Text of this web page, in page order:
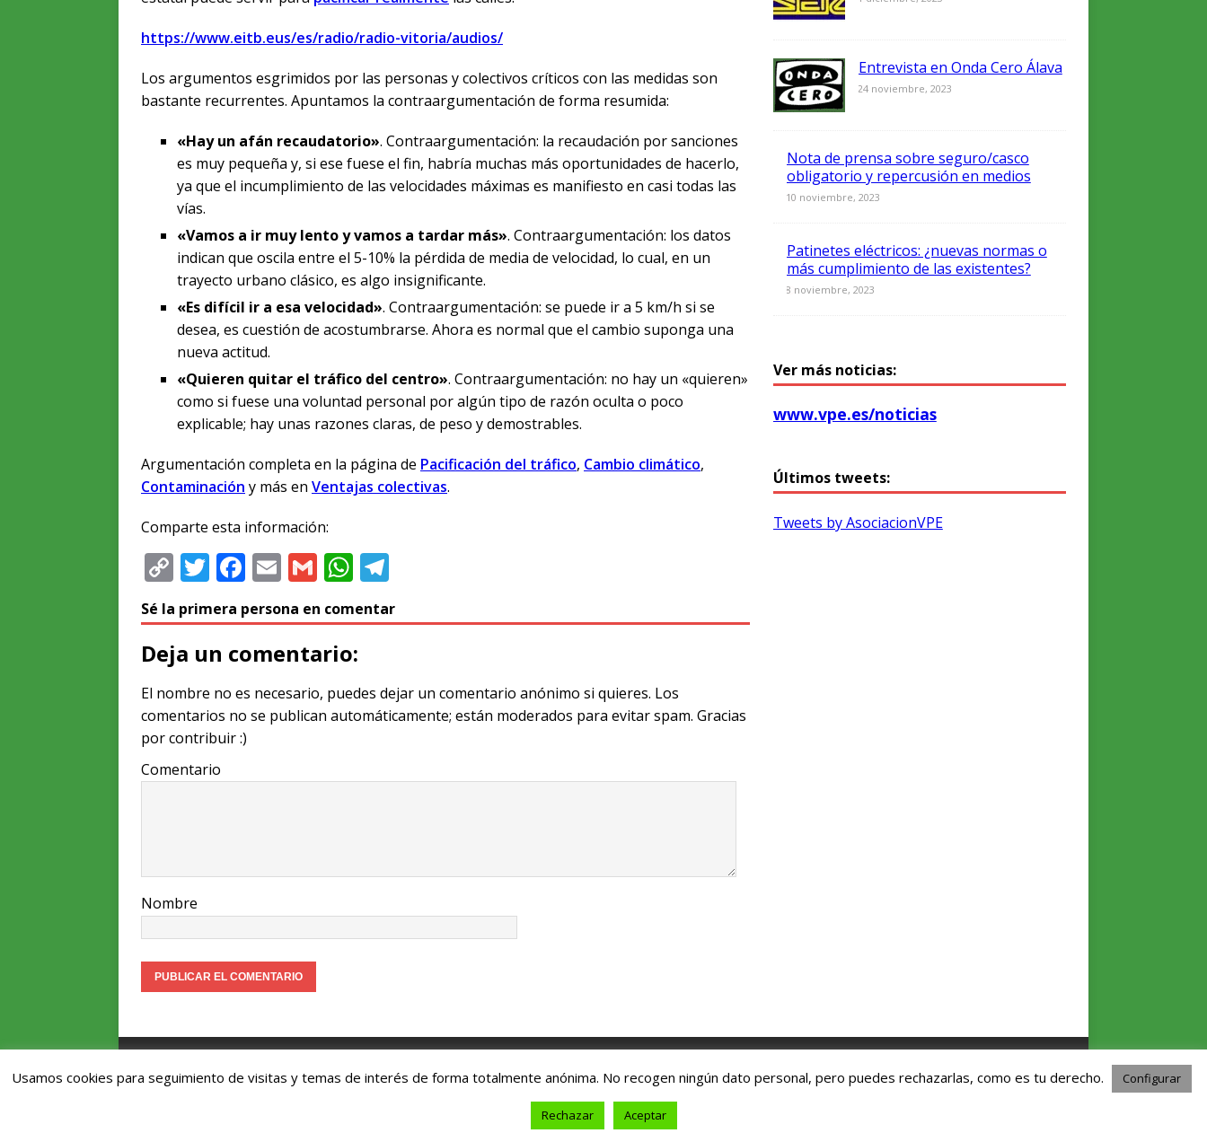
https://www.eitb.eus/es/radio/radio-vitoria/audios/
Los argumentos esgrimidos por las personas y colectivos críticos con las medidas son
bastante recurrentes. Apuntamos la contraargumentación de forma resumida:
«Hay un afán recaudatorio». Contraargumentación: la recaudación por sanciones
es muy pequeña y, si ese fuese el fin, habría muchas más oportunidades de hacerlo,
ya que el incumplimiento de las velocidades máximas es manifiesto en casi todas las
vías.
«Vamos a ir muy lento y vamos a tardar más». Contraargumentación: los datos
indican que oscila entre el 5-10% la pérdida de media de velocidad, lo cual, en un
trayecto urbano clásico, es algo insignificante.
«Es difícil ir a esa velocidad». Contraargumentación: se puede ir a 5 km/h si se
desea, es cuestión de acostumbrarse. Ahora es normal que el cambio suponga una
nueva actitud.
«Quieren quitar el tráfico del centro». Contraargumentación: no hay un «quieren»
como si fuese una voluntad personal por algún tipo de razón oculta o poco
explicable; hay unas razones claras, de peso y demostrables.
Argumentación completa en la página de Pacificación del tráfico, Cambio climático,
Contaminación y más en Ventajas colectivas.
Comparte esta información:
C
o
p
y
Li
n
k
T
w
it
te
r
F
a
c
e
b
o
o
E
m
ai
l
G
m
ai
l
W
h
at
s
A
p
el
e
ra
m
Sé la primera persona en comentar
Deja un comentario:
El nombre no es necesario, puedes dejar un comentario anónimo si quieres. Los
comentarios no se publican automáticamente; están moderados para evitar spam. Gracias
por contribuir :)
Comentario
Nombre
Entrevista en Onda Cero Álava
24 noviembre, 2023
0
Nota de prensa sobre seguro/casco
obligatorio y repercusión en medios
10 noviembre, 2023
Patinetes eléctricos: ¿nuevas normas o
más cumplimiento de las existentes?
8 noviembre, 2023
Ver más noticias:
www.vpe.es/noticias
Últimos tweets:
Tweets by AsociacionVPE
vpe@vpe.es
Usamos cookies para seguimiento de visitas y temas de interés de forma totalmente anónima. No recogen ningún dato personal, pero puedes rechazarlas, como es tu derecho. Configurar
Rechazar Aceptar